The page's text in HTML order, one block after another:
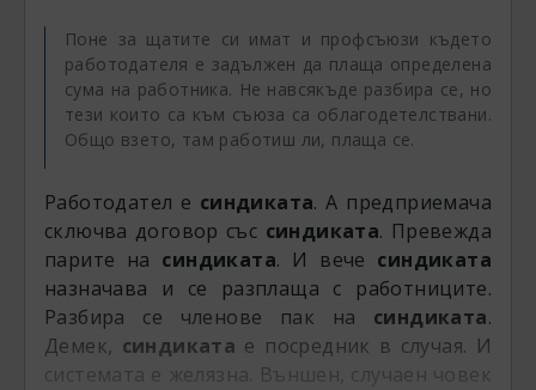
Поне за щатите си имат и профсъюзи където
работодателя е задължен да плаща определена
сума на работника. Не навсякъде разбира се, но
тези които са към съюза са облагодетелствани.
Общо взето, там работиш ли, плаща се.
Работодател е синдиката. А предприемача
сключва договор със синдиката. Превежда
парите на синдиката. И вече синдиката
назначава и се разплаща с работниците.
Разбира се членове пак на синдиката.
Демек, синдиката е посредник в случая. И
системата е желязна. Външен, случаен човек